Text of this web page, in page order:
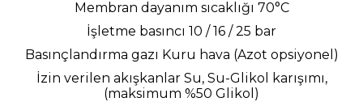
Membran dayanım sıcaklığı 70°C
İşletme basıncı 10 / 16 / 25 bar
Basınçlandırma gazı Kuru hava (Azot opsiyonel)
İzin verilen akışkanlar Su, Su-Glikol karışımı,
(maksimum %50 Glikol)